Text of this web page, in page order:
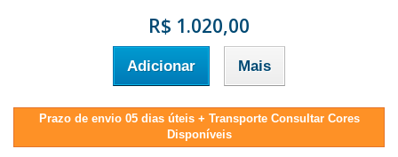
R$ 1.020,00
Adicionar Mais
Prazo de envio 05 dias úteis + Transporte Consultar Cores
Disponíveis